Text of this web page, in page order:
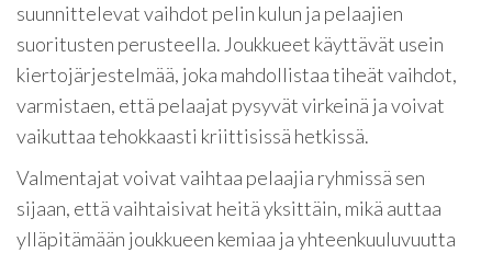
suunnittelevat vaihdot pelin kulun ja pelaajien
suoritusten perusteella. Joukkueet käyttävät usein
kiertojärjestelmää, joka mahdollistaa tiheät vaihdot,
varmistaen, että pelaajat pysyvät virkeinä ja voivat
vaikuttaa tehokkaasti kriittisissä hetkissä.
Valmentajat voivat vaihtaa pelaajia ryhmissä sen
sijaan, että vaihtaisivat heitä yksittäin, mikä auttaa
ylläpitämään joukkueen kemiaa ja yhteenkuuluvuutta